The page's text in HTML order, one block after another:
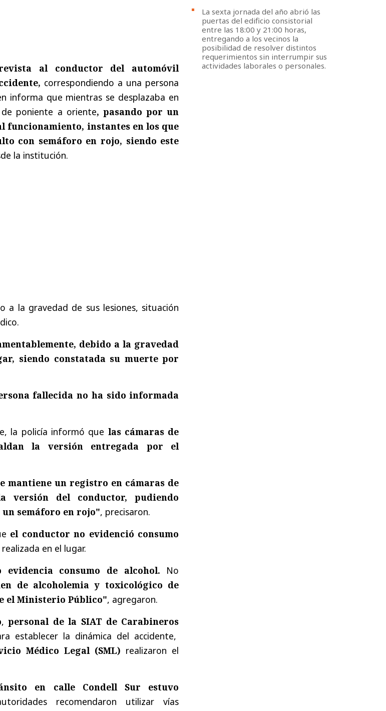
al conductor del automóvil
correspondiendo a una persona
informa que mientras se desplazaba en
poniente a oriente, pasando por un
funcionamiento, instantes en los que
con semáforo en rojo, siendo este
la institución.
a la gravedad de sus lesiones, situación
debido a la gravedad
siendo constatada su muerte por
fallecida no ha sido informada
la policía informó que las cámaras de
la versión entregada por el
mantiene un registro en cámaras de
versión del conductor, pudiendo
semáforo en rojo", precisaron.
el conductor no evidenció consumo
en el lugar.
consumo de alcohol. No
de alcoholemia y toxicológico de
el Ministerio Público", agregaron.
,personal de la SIAT de Carabineros
establecer la dinámica del accidente,
Médico Legal (SML) realizaron el
en calle Condell Sur estuvo
recomendaron utilizar vías
La sexta jornada del año abrió las
puertas del edificio consistorial
entre las 18:00 y 21:00 horas,
entregando a los vecinos la
posibilidad de resolver distintos
requerimientos sin interrumpir sus
actividades laborales o personales.